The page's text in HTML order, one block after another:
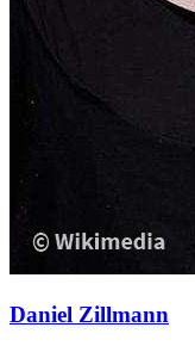
Daniel Zillmann